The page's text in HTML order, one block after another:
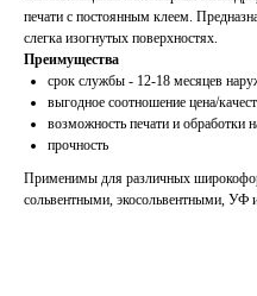
печати с постоянным клеем.
слегка изогнутых поверхностях.
Преимущества
срок службы - 12-18 месяцев
выгодное соотношение цена/
возможность печати и обработки
прочность
Применимы для различных
сольвентными, экосольвентными, УФ